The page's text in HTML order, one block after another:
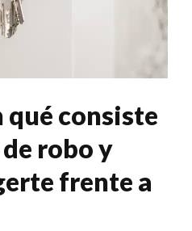
qué consiste
robo y
frente a